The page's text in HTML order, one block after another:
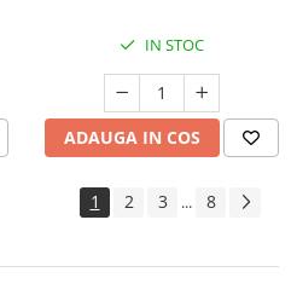
IN STOC
ADAUGA IN COS
1 2 3 ... 8